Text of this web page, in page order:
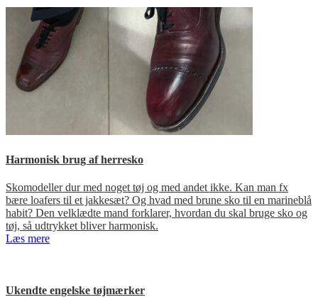
Harmonisk brug af herresko
Skomodeller dur med noget tøj og med andet ikke. Kan man fx
bære loafers til et jakkesæt? Og hvad med brune sko til en marineblå
habit? Den velklædte mand forklarer, hvordan du skal bruge sko og
tøj, så udtrykket bliver harmonisk.
Læs mere
Ukendte engelske tøjmærker